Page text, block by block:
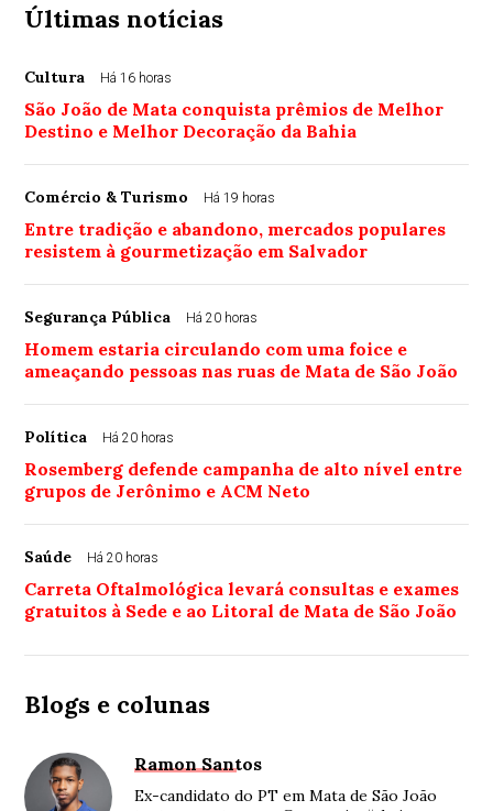
Últimas notícias
Cultura Há 16 horas
São João de Mata conquista prêmios de Melhor
Destino e Melhor Decoração da Bahia
Comércio & Turismo Há 19 horas
Entre tradição e abandono, mercados populares
resistem à gourmetização em Salvador
Segurança Pública Há 20 horas
Homem estaria circulando com uma foice e
ameaçando pessoas nas ruas de Mata de São João
Política Há 20 horas
Rosemberg defende campanha de alto nível entre
grupos de Jerônimo e ACM Neto
Saúde Há 20 horas
Carreta Oftalmológica levará consultas e exames
gratuitos à Sede e ao Litoral de Mata de São João
Blogs e colunas
Ramon Santos
Ex-candidato do PT em Mata de São João